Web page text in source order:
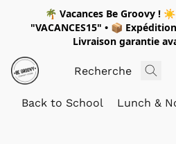
🌴 Vacances Be Groovy ! ☀️
"VACANCES15" • 📦 Expédition
Livraison garantie
Back to School Lunch &